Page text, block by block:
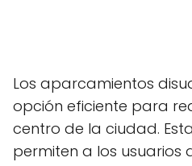
Los aparcamientos
opción eficiente para
centro de la ciudad.
permiten a los usuarios